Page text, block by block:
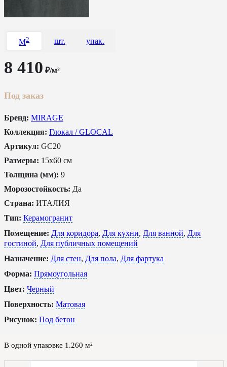
M2 шт. упак.
8 410 ₽/м²
Под заказ
Бренд: MIRAGE
Коллекция: Глокал / GLOCAL
Артикул: GC20
Размеры: 15x60 см
Толщина (мм): 9
Морозостойкость: Да
Страна: ИТАЛИЯ
Тип: Керамогранит
Помещение: Для коридора, Для кухни, Для ванной, Для
гостиной, Для публичных помещений
Назначение: Для стен, Для пола, Для фартука
Форма: Прямоугольная
Цвет: Черный
Поверхность: Матовая
Рисунок: Под бетон
В одной упаковке 1.260 м²